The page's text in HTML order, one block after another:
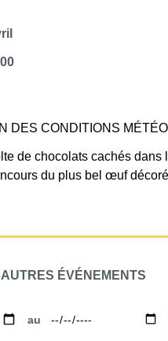
DES CONDITIONS
de chocolats cachés dans
du plus bel œuf
AUTRES ÉVÉNEMENTS
au